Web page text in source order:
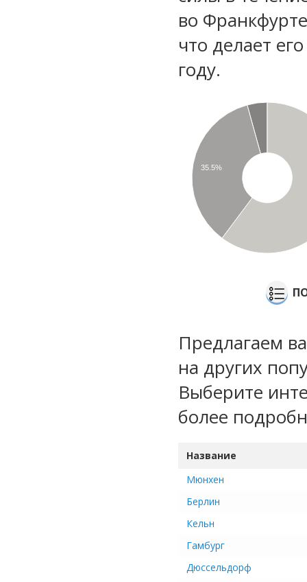
во
что делает
году.
35.5%
Предлагаем
на других
Выберите
более
Название
Мюнхен
Берлин
Кельн
Гамбург
Дюссельдорф